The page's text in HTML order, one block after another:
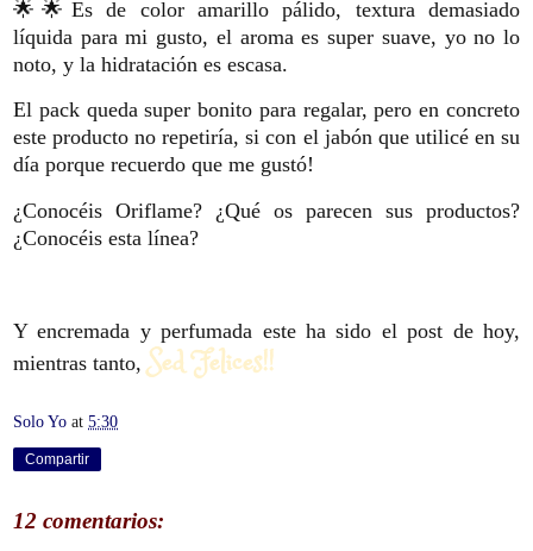
🌟🌟Es de color amarillo pálido, textura demasiado
líquida para mi gusto, el aroma es super suave, yo no lo
noto, y la hidratación es escasa.
El pack queda super bonito para regalar, pero en concreto
este producto no repetiría, si con el jabón que utilicé en su
día porque recuerdo que me gustó!
¿Conocéis Oriflame? ¿Qué os parecen sus productos?
¿Conocéis esta línea?
Y encremada y perfumada este ha sido el post de hoy,
mientras tanto, Sed Felices!!
Solo Yo at 5:30
Compartir
12 comentarios: